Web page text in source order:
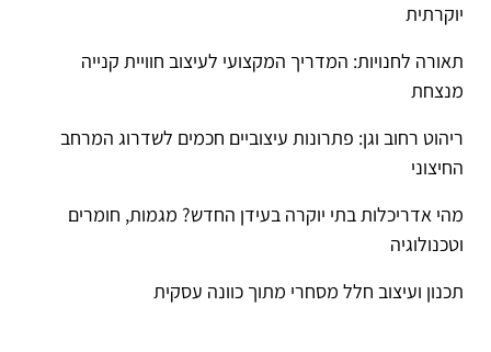
יוקרתית
תאורה לחנויות: המדריך המקצועי לעיצוב חוויית קנייה
מנצחת
ריהוט רחוב וגן: פתרונות עיצוביים חכמים לשדרוג המרחב
החיצוני
מהי אדריכלות בתי יוקרה בעידן החדש? מגמות, חומרים
וטכנולוגיה
תכנון ועיצוב חלל מסחרי מתוך כוונה עסקית